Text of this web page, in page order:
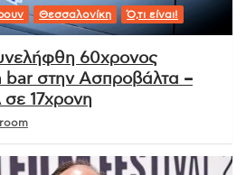
Θεσσαλονίκη Ό,τι είναι!
60χρονος
bar στην Ασπροβάλτα –
17χρονη